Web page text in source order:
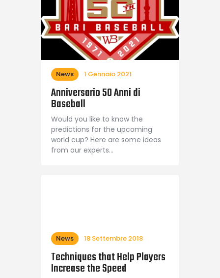
News 1 Gennaio 2021
Anniversario 50 Anni di
Baseball
Would you like to know the
predictions for the upcoming
world cup? Here are some ideas
from our experts…
News 18 Settembre 2018
Techniques that Help Players
Increase the Speed